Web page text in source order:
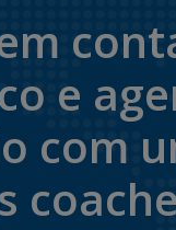
e
com